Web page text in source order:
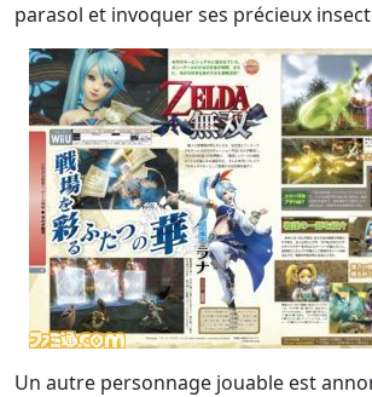
parasol et invoquer ses précieux
Un autre personnage jouable est